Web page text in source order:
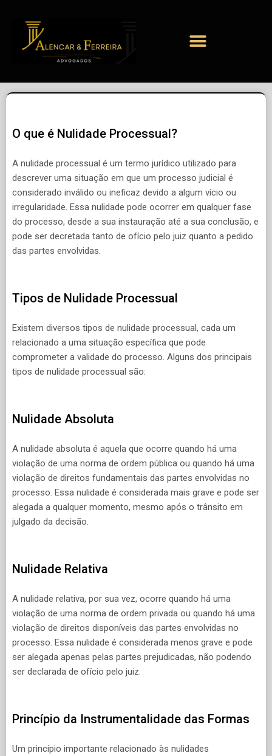
O que é Nulidade Processual?
A nulidade processual é um termo jurídico utilizado para
descrever uma situação em que um processo judicial é
considerado inválido ou ineficaz devido a algum vício ou
irregularidade. Essa nulidade pode ocorrer em qualquer fase
do processo, desde a sua instauração até a sua conclusão, e
pode ser decretada tanto de ofício pelo juiz quanto a pedido
das partes envolvidas.
Tipos de Nulidade Processual
Existem diversos tipos de nulidade processual, cada um
relacionado a uma situação específica que pode
comprometer a validade do processo. Alguns dos principais
tipos de nulidade processual são:
Nulidade Absoluta
A nulidade absoluta é aquela que ocorre quando há uma
violação de uma norma de ordem pública ou quando há uma
violação de direitos fundamentais das partes envolvidas no
processo. Essa nulidade é considerada mais grave e pode ser
alegada a qualquer momento, mesmo após o trânsito em
julgado da decisão.
Nulidade Relativa
A nulidade relativa, por sua vez, ocorre quando há uma
violação de uma norma de ordem privada ou quando há uma
violação de direitos disponíveis das partes envolvidas no
processo. Essa nulidade é considerada menos grave e pode
ser alegada apenas pelas partes prejudicadas, não podendo
ser declarada de ofício pelo juiz.
Princípio da Instrumentalidade das Formas
Um princípio importante relacionado às nulidades